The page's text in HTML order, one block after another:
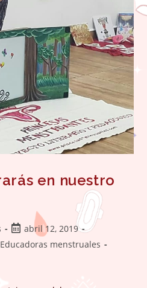
en nuestro
Publicación
de
abril 12, 2019
Educadoras menstruales